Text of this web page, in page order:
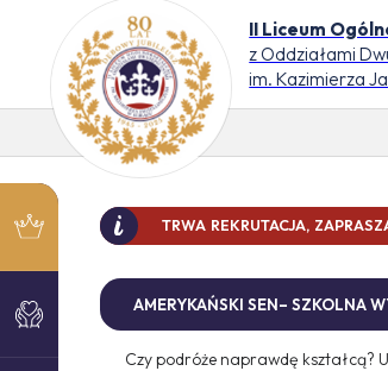
II Liceum
z Oddziałami
im. Kazimierza
TRWA REKRUTACJA,
AMERYKAŃSKI SEN– SZKOLNA
Czy podróże naprawdę kształcą?